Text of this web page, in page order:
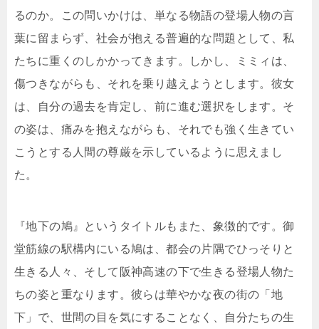
るのか。この問いかけは、単なる物語の登場人物の言
葉に留まらず、社会が抱える普遍的な問題として、私
たちに重くのしかかってきます。しかし、ミミィは、
傷つきながらも、それを乗り越えようとします。彼女
は、自分の過去を肯定し、前に進む選択をします。そ
の姿は、痛みを抱えながらも、それでも強く生きてい
こうとする人間の尊厳を示しているように思えまし
た。
『地下の鳩』というタイトルもまた、象徴的です。御
堂筋線の駅構内にいる鳩は、都会の片隅でひっそりと
生きる人々、そして阪神高速の下で生きる登場人物た
ちの姿と重なります。彼らは華やかな夜の街の「地
下」で、世間の目を気にすることなく、自分たちの生